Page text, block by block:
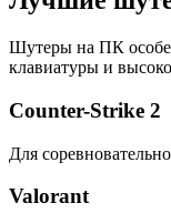
Шутеры на ПК
клавиатуры и
Counter-Strike 2
Для
Valorant